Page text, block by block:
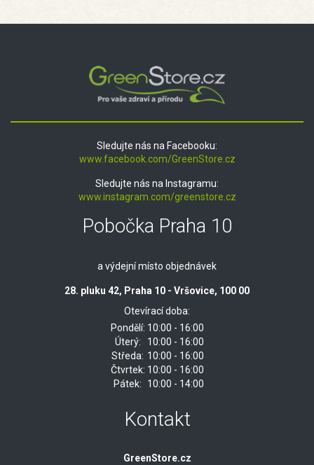
Sledujte nás na Facebooku:
www.facebook.com/GreenStore.cz
Sledujte nás na Instagramu:
www.instagram.com/greenstore.cz
Pobočka Praha 10
a výdejní místo objednávek
28. pluku 42, Praha 10 - Vršovice, 100 00
Otevírací doba:
Pondělí: 10:00 - 16:00
Úterý:
10:00 - 16:00
Středa: 10:00 - 16:00
Čtvrtek: 10:00 - 16:00
Pátek:
10:00 - 14:00
Kontakt
GreenStore.cz